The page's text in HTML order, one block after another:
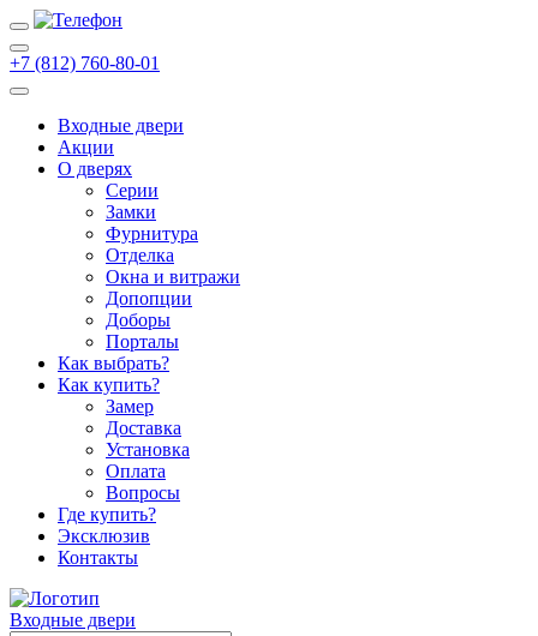
+7 (812) 760-80-01
Входные двери
Акции
О дверях
Cерии
Замки
Фурнитура
Отделка
Окна и витражи
Допопции
Доборы
Порталы
Как выбрать?
Как купить?
Замер
Доставка
Установка
Оплата
Вопросы
Где купить?
Эксклюзив
Контакты
Входные двери